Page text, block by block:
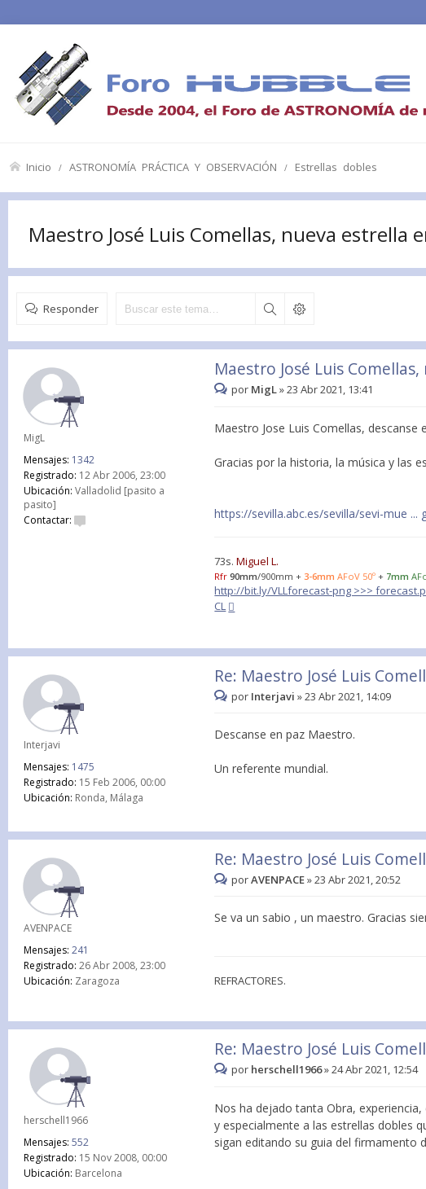
Inicio ASTRONOMÍA PRÁCTICA Y OBSERVACIÓN Estrellas dobles
Maestro José Luis Comellas, nueva estrella
Responder
MigL
Mensajes: 1342
Registrado: 12 Abr 2006, 23:00
Ubicación: Valladolid [pasito a
pasito]
Contactar:
Maestro José Luis
por MigL»23 Abr 2021, 13:41
Maestro Jose Luis Comellas,
Gracias por la historia, la música y las
https://sevilla.abc.es/sevilla/sevi-mue ...
73s.Miguel L.
Rfr 90mm/900mm +3-6mm AFoV 50º + 7mm
http://bit.ly/VLLforecast-png >>>
CL
Interjavi
Mensajes: 1475
Registrado: 15 Feb 2006, 00:00
Ubicación: Ronda, Málaga
Re: Maestro José Luis
por Interjavi »23 Abr 2021, 14:09
Descanse en paz Maestro.
Un referente mundial.
AVENPACE
Mensajes: 241
Registrado: 26 Abr 2008, 23:00
Ubicación: Zaragoza
Re: Maestro José Luis
porAVENPACE»23 Abr 2021, 20:52
Se va un sabio , un maestro. Gracias
REFRACTORES.
herschell1966
Mensajes: 552
Registrado: 15 Nov 2008, 00:00
Ubicación: Barcelona
Re: Maestro José Luis
por herschell1966»24 Abr 2021, 12:54
Nos ha dejado tanta Obra,
y especialmente a las estrellas dobles
sigan editando su guia del firmamento